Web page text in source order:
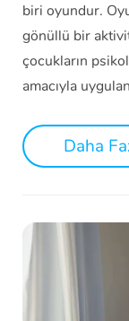
biri oyundur.
gönüllü bir
çocukların
amacıyla
Daha